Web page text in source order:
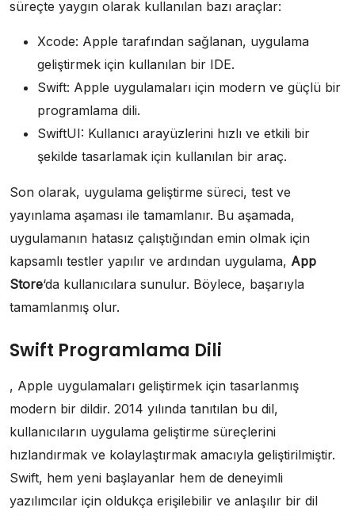
süreçte yaygın olarak kullanılan bazı araçlar:
Xcode: Apple tarafından sağlanan, uygulama
geliştirmek için kullanılan bir IDE.
Swift: Apple uygulamaları için modern ve güçlü bir
programlama dili.
SwiftUI: Kullanıcı arayüzlerini hızlı ve etkili bir
şekilde tasarlamak için kullanılan bir araç.
Son olarak, uygulama geliştirme süreci, test ve
yayınlama aşaması ile tamamlanır. Bu aşamada,
uygulamanın hatasız çalıştığından emin olmak için
kapsamlı testler yapılır ve ardından uygulama, App
Store‘da kullanıcılara sunulur. Böylece, başarıyla
tamamlanmış olur.
Swift Programlama Dili
, Apple uygulamaları geliştirmek için tasarlanmış
modern bir dildir. 2014 yılında tanıtılan bu dil,
kullanıcıların uygulama geliştirme süreçlerini
hızlandırmak ve kolaylaştırmak amacıyla geliştirilmiştir.
Swift, hem yeni başlayanlar hem de deneyimli
yazılımcılar için oldukça erişilebilir ve anlaşılır bir dil